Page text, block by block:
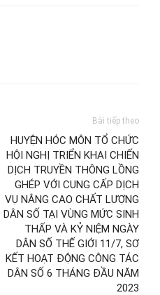
Bài tiếp theo
HUYỆN HÓC MÔN TỔ CHỨC
HỘI NGHỊ TRIỂN KHAI CHIẾN
DỊCH TRUYỀN THÔNG LỒNG
GHÉP VỚI CUNG CẤP DỊCH
VỤ NÂNG CAO CHẤT LƯỢNG
DÂN SỐ TẠI VÙNG MỨC SINH
THẤP VÀ KỶ NIỆM NGÀY
DÂN SỐ THẾ GIỚI 11/7, SƠ
KẾT HOẠT ĐỘNG CÔNG TÁC
DÂN SỐ 6 THÁNG ĐẦU NĂM
2023